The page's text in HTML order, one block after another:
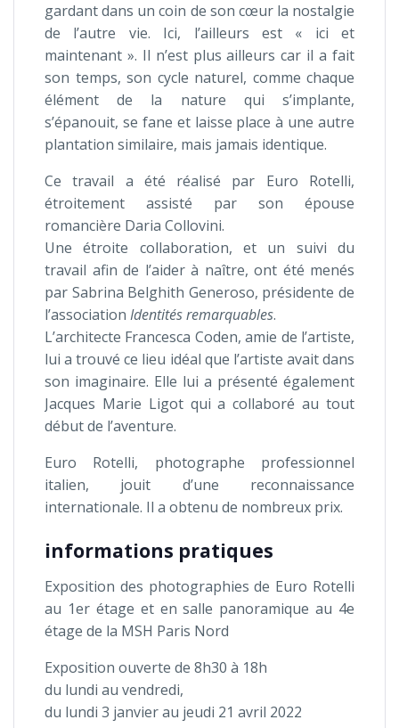
gardant dans un coin de son cœur la nostalgie
de l’autre vie. Ici, l’ailleurs est « ici et
maintenant ». Il n’est plus ailleurs car il a fait
son temps, son cycle naturel, comme chaque
élément de la nature qui s’implante,
s’épanouit, se fane et laisse place à une autre
plantation similaire, mais jamais identique.
Ce travail a été réalisé par Euro Rotelli,
étroitement assisté par son épouse
romancière Daria Collovini.
Une étroite collaboration, et un suivi du
travail afin de l’aider à naître, ont été menés
par Sabrina Belghith Generoso, présidente de
l’association Identités remarquables.
L’architecte Francesca Coden, amie de l’artiste,
lui a trouvé ce lieu idéal que l’artiste avait dans
son imaginaire. Elle lui a présenté également
Jacques Marie Ligot qui a collaboré au tout
début de l’aventure.
Euro Rotelli, photographe professionnel
italien, jouit d’une reconnaissance
internationale. Il a obtenu de nombreux prix.
informations pratiques
Exposition des photographies de Euro Rotelli
au 1er étage et en salle panoramique au 4e
étage de la MSH Paris Nord
Exposition ouverte de 8h30 à 18h
du lundi au vendredi,
du lundi 3 janvier au jeudi 21 avril 2022